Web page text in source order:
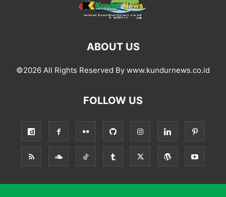
ABOUT US
©2026 All Rights Reserved By www.kundurnews.co.id
FOLLOW US